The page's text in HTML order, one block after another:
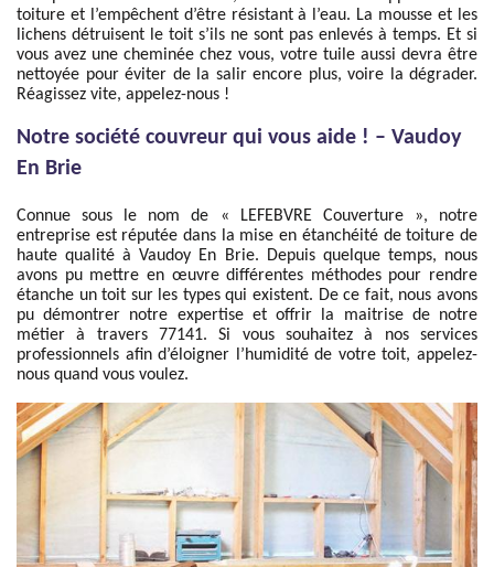
toiture et l’empêchent d’être résistant à l’eau. La mousse et les
lichens détruisent le toit s’ils ne sont pas enlevés à temps. Et si
vous avez une cheminée chez vous, votre tuile aussi devra être
nettoyée pour éviter de la salir encore plus, voire la dégrader.
Réagissez vite, appelez-nous !
Notre société couvreur qui vous aide ! – Vaudoy
En Brie
Connue sous le nom de « LEFEBVRE Couverture », notre
entreprise est réputée dans la mise en étanchéité de toiture de
haute qualité à Vaudoy En Brie. Depuis quelque temps, nous
avons pu mettre en œuvre différentes méthodes pour rendre
étanche un toit sur les types qui existent. De ce fait, nous avons
pu démontrer notre expertise et offrir la maitrise de notre
métier à travers 77141. Si vous souhaitez à nos services
professionnels afin d’éloigner l’humidité de votre toit, appelez-
nous quand vous voulez.